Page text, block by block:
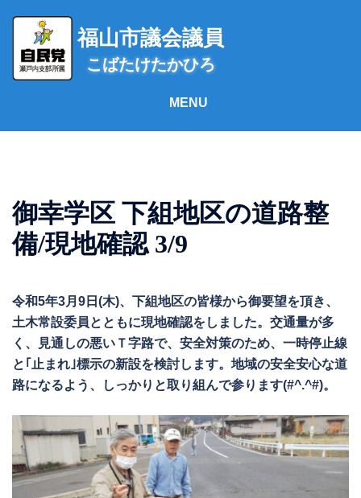
ス
福山市議会議員
こばたけたかひろ
御幸学区 下組地区の道路整
備/現地確認 3/9
令和5年3月9日(木)、下組地区の皆様から御要望を頂き、
土木常設委員とともに現地確認をしました。交通量が多
く、見通しの悪いＴ字路で、安全対策のため、一時停止線
と｢止まれ｣標示の新設を検討します。地域の安全安心な道
路になるよう、しっかりと取り組んで参ります(#^.^#)。